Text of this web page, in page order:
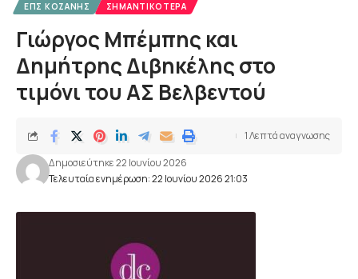
ΕΠΣ ΚΟΖΆΝΗΣ ΣΗΜΑΝΤΙΚΌΤΕΡΑ
Γιώργος Μπέμπης και
Δημήτρης Διβηκέλης στο
τιμόνι του ΑΣ Βελβεντού
Τελευταία ενημέρωση: 22 Ιουνίου 2026 21:03
Δημοσιεύτηκε 22 Ιουνίου 2026
1 Λεπτά αναγνωσης